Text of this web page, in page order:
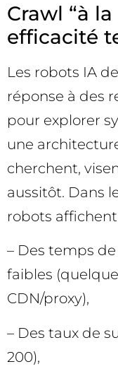
Crawl “à
efficacité
Les robots IA
réponse à des
pour explorer
une
cherchent,
aussitôt. Dans
robots
– Des temps
faibles
CDN/proxy),
– Des taux de
200),